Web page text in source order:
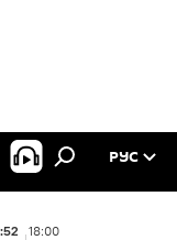
РУС
18:00